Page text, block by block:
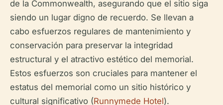
de la Commonwealth, asegurando que el sitio siga
siendo un lugar digno de recuerdo. Se llevan a
cabo esfuerzos regulares de mantenimiento y
conservación para preservar la integridad
estructural y el atractivo estético del memorial.
Estos esfuerzos son cruciales para mantener el
estatus del memorial como un sitio histórico y
cultural significativo (Runnymede Hotel).